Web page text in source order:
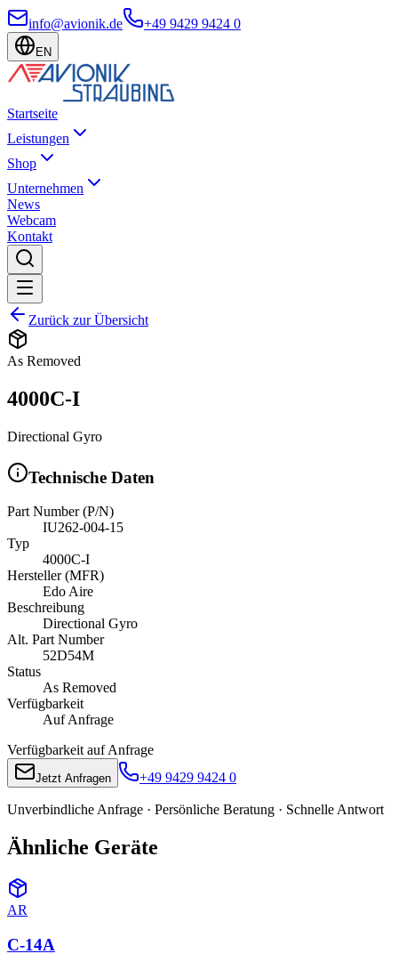
info@avionik.de +49 9429 9424 0
EN
Startseite
Leistungen
Shop
Unternehmen
News
Webcam
Kontakt
Zurück zur Übersicht
As Removed
4000C-I
Directional Gyro
Technische Daten
Part Number (P/N)
IU262-004-15
Typ
4000C-I
Hersteller (MFR)
Edo Aire
Beschreibung
Directional Gyro
Alt. Part Number
52D54M
Status
As Removed
Verfügbarkeit
Auf Anfrage
Verfügbarkeit auf Anfrage
Jetzt Anfragen +49 9429 9424 0
Unverbindliche Anfrage · Persönliche Beratung · Schnelle Antwort
Ähnliche Geräte
AR
C-14A